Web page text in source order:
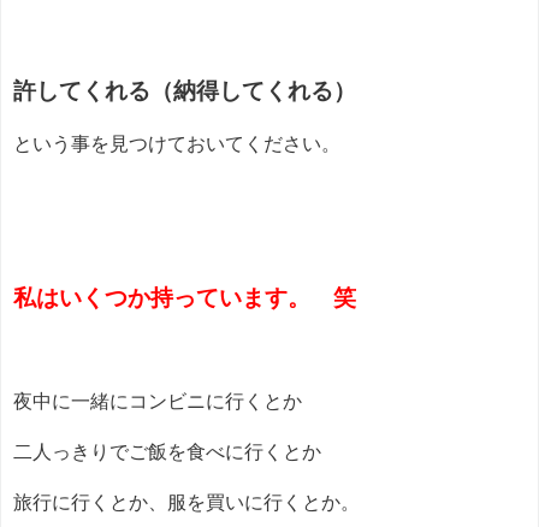
許してくれる（納得してくれる）
という事を見つけておいてください。
私はいくつか持っています。 笑
夜中に一緒にコンビニに行くとか
二人っきりでご飯を食べに行くとか
旅行に行くとか、服を買いに行くとか。